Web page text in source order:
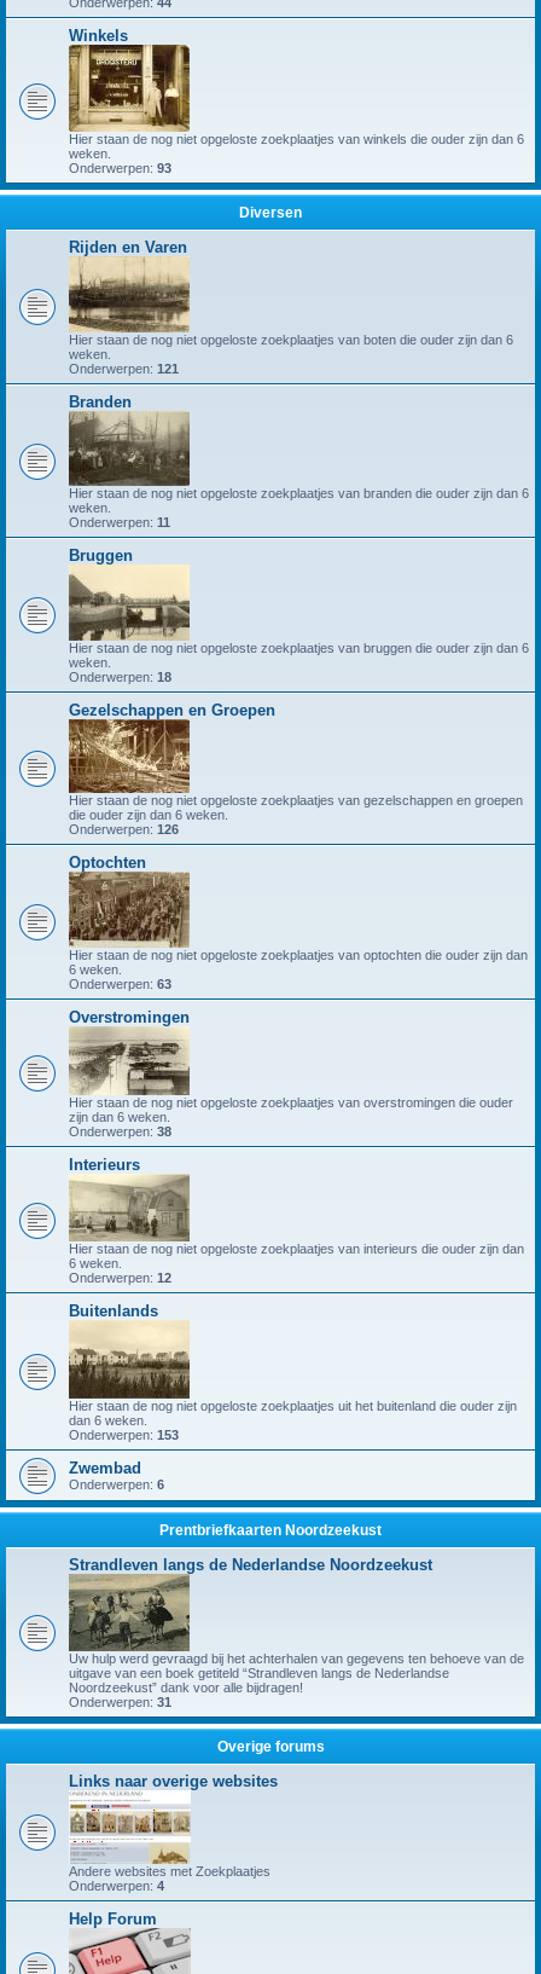
Winkels
Hier staan de nog niet opgeloste zoekplaatjes van winkels die ouder zijn dan 6
weken.
Onderwerpen: 93
Diversen
Rijden en Varen
Hier staan de nog niet opgeloste zoekplaatjes van boten die ouder zijn dan 6
weken.
Onderwerpen: 121
Branden
Hier staan de nog niet opgeloste zoekplaatjes van branden die ouder zijn dan 6
weken.
Onderwerpen: 11
Bruggen
Hier staan de nog niet opgeloste zoekplaatjes van bruggen die ouder zijn dan 6
weken.
Onderwerpen: 18
Gezelschappen en Groepen
Hier staan de nog niet opgeloste zoekplaatjes van gezelschappen en groepen
die ouder zijn dan 6 weken.
Onderwerpen: 126
Optochten
Hier staan de nog niet opgeloste zoekplaatjes van optochten die ouder zijn dan
6 weken.
Onderwerpen: 63
Overstromingen
Hier staan de nog niet opgeloste zoekplaatjes van overstromingen die ouder
zijn dan 6 weken.
Onderwerpen: 38
Interieurs
Hier staan de nog niet opgeloste zoekplaatjes van interieurs die ouder zijn dan
6 weken.
Onderwerpen: 12
Buitenlands
Hier staan de nog niet opgeloste zoekplaatjes uit het buitenland die ouder zijn
dan 6 weken.
Onderwerpen: 153
Zwembad
Onderwerpen: 6
Prentbriefkaarten Noordzeekust
Strandleven langs de Nederlandse Noordzeekust
Uw hulp werd gevraagd bij het achterhalen van gegevens ten behoeve van de
uitgave van een boek getiteld “Strandleven langs de Nederlandse
Noordzeekust” dank voor alle bijdragen!
Onderwerpen: 31
Overige forums
Links naar overige websites
Andere websites met Zoekplaatjes
Onderwerpen: 4
Help Forum